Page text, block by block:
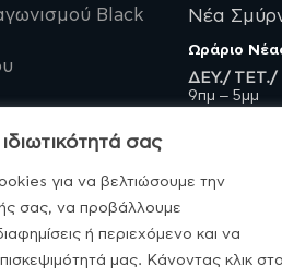
σας
για να βελτιώσουμε την
σας, να προβάλλουμε
ή περιεχόμενο και να
μας. Κάνοντας κλικ στο
Black
Νέα
Ωράριο
ΔΕΥ./ ΤΕΤ./
9πμ – 5μμ
ΤΡΙ./